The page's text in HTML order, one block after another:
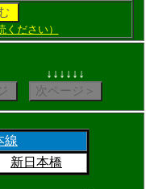
ださい）
↓↓↓↓↓↓
線
新日本橋